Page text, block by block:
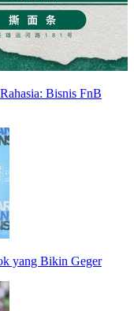
Bisnis FnB
yang Bikin Geger